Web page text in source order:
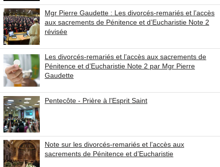
Mgr Pierre Gaudette : Les divorcés-remariés et l’accès
aux sacrements de Pénitence et d’Eucharistie Note 2
révisée
Les divorcés-remariés et l’accès aux sacrements de
Pénitence et d’Eucharistie Note 2 par Mgr Pierre
Gaudette
Pentecôte - Prière à l'Esprit Saint
Note sur les divorcés-remariés et l’accès aux
sacrements de Pénitence et d’Eucharistie